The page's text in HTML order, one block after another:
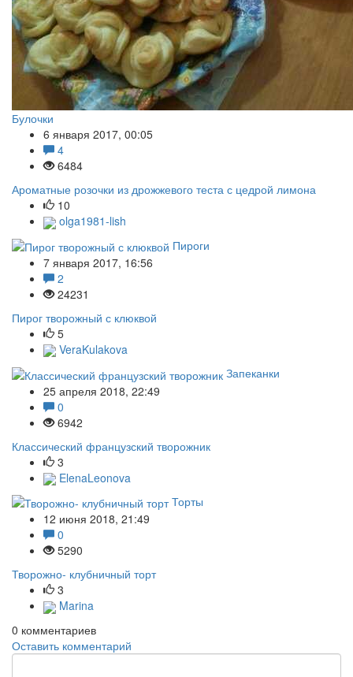
Булочки
6 января 2017, 00:05
4
6484
Ароматные розочки из дрожжевого теста с цедрой лимона
10
olga1981-lish
Пироги
7 января 2017, 16:56
2
24231
Пирог творожный с клюквой
5
VeraKulakova
Запеканки
25 апреля 2018, 22:49
0
6942
Классический французский творожник
3
ElenaLeonova
Торты
12 июня 2018, 21:49
0
5290
Творожно- клубничный торт
3
Marina
0 комментариев
Оставить комментарий